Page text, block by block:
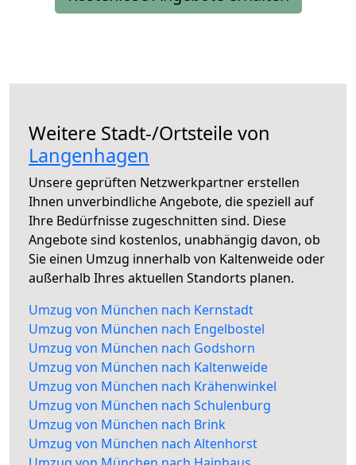
Weitere Stadt-/Ortsteile von
Langenhagen
Unsere geprüften Netzwerkpartner erstellen
Ihnen unverbindliche Angebote, die speziell auf
Ihre Bedürfnisse zugeschnitten sind. Diese
Angebote sind kostenlos, unabhängig davon, ob
Sie einen Umzug innerhalb von Kaltenweide oder
außerhalb Ihres aktuellen Standorts planen.
Umzug von München nach Kernstadt
Umzug von München nach Engelbostel
Umzug von München nach Godshorn
Umzug von München nach Kaltenweide
Umzug von München nach Krähenwinkel
Umzug von München nach Schulenburg
Umzug von München nach Brink
Umzug von München nach Altenhorst